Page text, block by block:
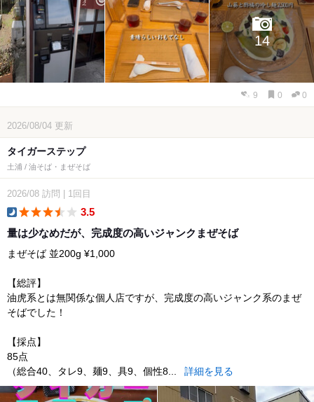
14
9 0 0
2026/08/04 更新
タイガーステップ
土浦 / 油そば・まぜそば
2026/08 訪問 1回目
3.5
量は少なめだが、完成度の高いジャンクまぜそば
まぜそば 並200g ¥1,000
【総評】
油虎系とは無関係な個人店ですが、完成度の高いジャンク系のまぜ
そばでした！
【採点】
85点
（総合40、タレ9、麺9、具9、個性8...
詳細を見る